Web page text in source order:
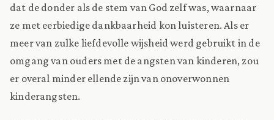
dat de donder als de stem van God zelf was, waarnaar
ze met eerbiedige dankbaarheid kon luisteren. Als er
meer van zulke liefdevolle wijsheid werd gebruikt in de
omgang van ouders met de angsten van kinderen, zou
er overal minder ellende zijn van onoverwonnen
kinderangsten.